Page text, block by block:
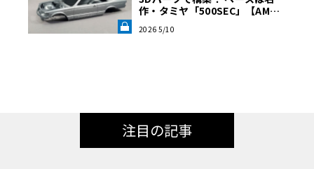
作・タミヤ「500SEC」【AMG 5
Dプリント部品で制作】第1回
2026 5/10
注目の記事